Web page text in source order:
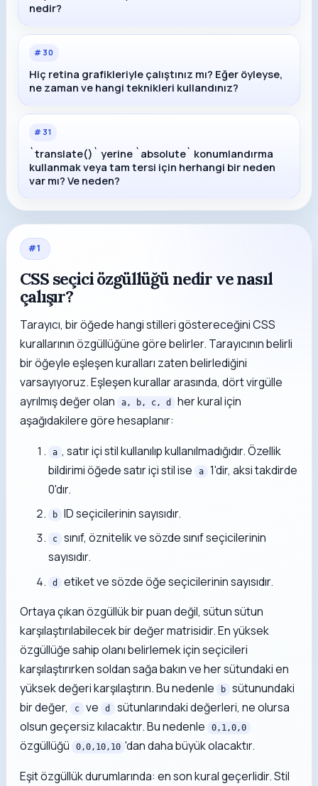
nedir?
# 30
Hiç retina grafikleriyle çalıştınız mı? Eğer öyleyse,
ne zaman ve hangi teknikleri kullandınız?
# 31
`translate()` yerine `absolute` konumlandırma
kullanmak veya tam tersi için herhangi bir neden
var mı? Ve neden?
#1
CSS seçici özgüllüğü nedir ve nasıl
çalışır?
Tarayıcı, bir öğede hangi stilleri göstereceğini CSS
kurallarının özgüllüğüne göre belirler. Tarayıcının belirli
bir öğeyle eşleşen kuralları zaten belirlediğini
varsayıyoruz. Eşleşen kurallar arasında, dört virgülle
ayrılmış değer olan
a, b, c, d
her kural için
aşağıdakilere göre hesaplanır:
a , satır içi stil kullanılıp kullanılmadığıdır. Özellik
bildirimi öğede satır içi stil ise
a
1'dir, aksi takdirde
0'dır.
b ID seçicilerinin sayısıdır.
c
sınıf, öznitelik ve sözde sınıf seçicilerinin
sayısıdır.
d
etiket ve sözde öğe seçicilerinin sayısıdır.
Ortaya çıkan özgüllük bir puan değil, sütun sütun
karşılaştırılabilecek bir değer matrisidir. En yüksek
özgüllüğe sahip olanı belirlemek için seçicileri
karşılaştırırken soldan sağa bakın ve her sütundaki en
yüksek değeri karşılaştırın. Bu nedenle
b
sütunundaki
bir değer,
c ve d
sütunlarındaki değerleri, ne olursa
olsun geçersiz kılacaktır. Bu nedenle
0,1,0,0
özgüllüğü 0,0,10,10 'dan daha büyük olacaktır.
Eşit özgüllük durumlarında: en son kural geçerlidir. Stil